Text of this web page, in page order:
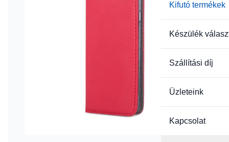
Kifutó termékek
Készülék
Szállítási díj
Üzleteink
Kapcsolat